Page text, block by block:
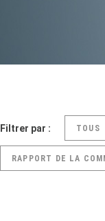
Filtrer par : TOUS
RAPPORT DE LA